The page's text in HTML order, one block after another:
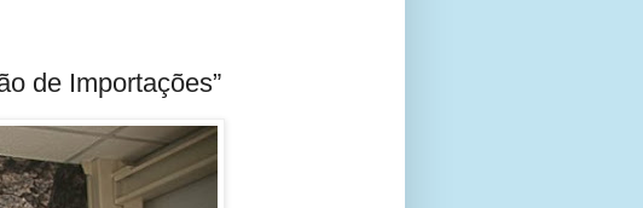
de Importações”